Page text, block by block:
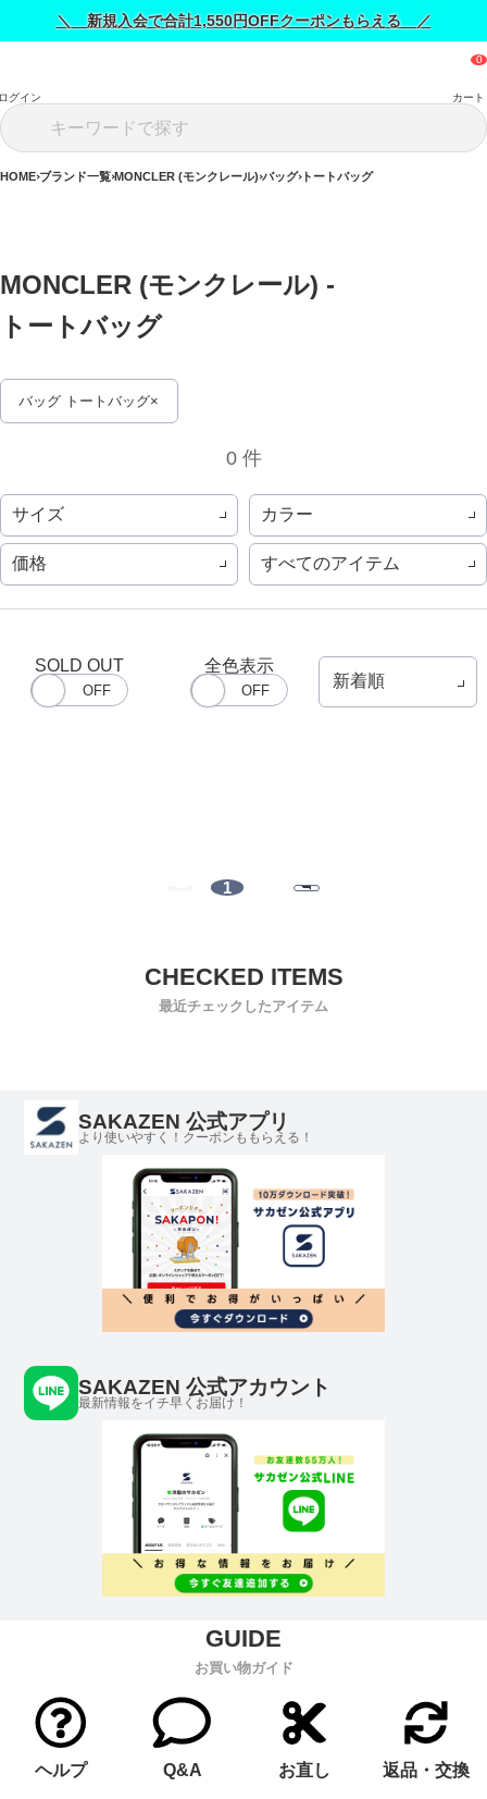
＼ 新規入会で合計1,550円OFFクーポンもらえる ／
グイン カート
HOME ブランド一覧 MONCLER (モンクレール) バッグ トートバッグ
MONCLER (モンクレール) -
トートバッグ
バッグ トートバッグ
0 件
サイズ カラー
価格 すべてのアイテム
SOLD OUT 全色表示
1
最近チェックしたアイテム
SAKAZEN 公式アプリ
より使いやすく！クーポンももらえる！
SAKAZEN 公式アカウント
最新情報をイチ早くお届け！
お買い物ガイド
ヘルプ Q&A お直し 返品・交換